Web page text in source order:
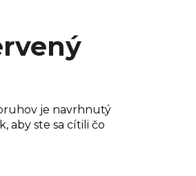
je navrhnutý
aby ste sa cítili čo